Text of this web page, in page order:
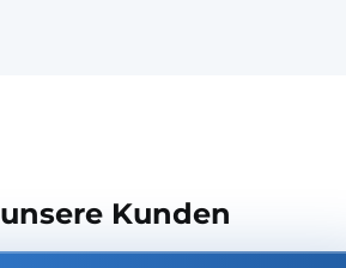
unsere Kunden